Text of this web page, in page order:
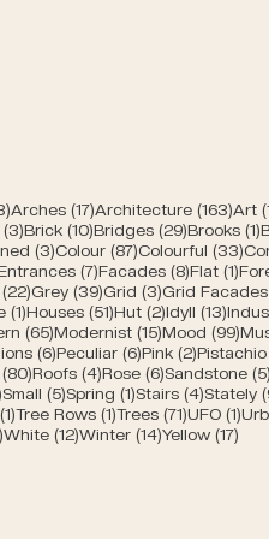
3 Beiträge
Arches (17)17 Beiträge
Architecture (163)163
Art
(3)3 Beiträge
Brick (10)10 Beiträge
Bridges (29)29
Brooks (1)
(3)3 Beiträge
Colour (87)87 Beiträge
Colourful (33)33
Beiträge (7)7 Beiträge
Facades (8)8 Beiträge
Flat (1)1
(22)22 Beiträge
Grey (39)39 Beiträge
Grid (3)3 Beiträge
Grid Facades
(1)1 Beitrag
Houses (51)51 Beiträge
Hut (2)2 Beiträge
Idyll (13)13
(65)65 Beiträge
Modernist (15)15 Beiträge
Mood (99)99
(6)6 Beiträge
Peculiar (6)6 Beiträge
Pink (2)2
Pistachio
(80)80 Beiträge
Roofs (4)4 Beiträge
Rose (6)6 Beiträge
Sandstone (5)
1 Beitrag
Small (5)5 Beiträge
Spring (1)1 Beitrag
Stairs (4)4Stately
(1)1 Beitrag
Tree Rows (1)1 Beitrag
Trees (71)71
UFO (1)1
1 Beitrag
White (12)12 Beiträge
Winter (14)14 Beiträge
Yellow (17)17